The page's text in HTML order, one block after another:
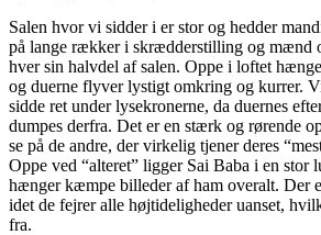
Salen hvor vi sidder i er stor og hedder
på lange rækker i skrædderstilling og mænd
hver sin halvdel af salen. Oppe i loftet
og duerne flyver lystigt omkring og kurrer.
sidde ret under lysekronerne, da duernes
dumpes derfra. Det er en stærk og rørende
se på de andre, der virkelig tjener deres
Oppe ved “alteret” ligger Sai Baba i en stor
hænger kæmpe billeder af ham overalt. Der
idet de fejrer alle højtideligheder uanset,
fra.